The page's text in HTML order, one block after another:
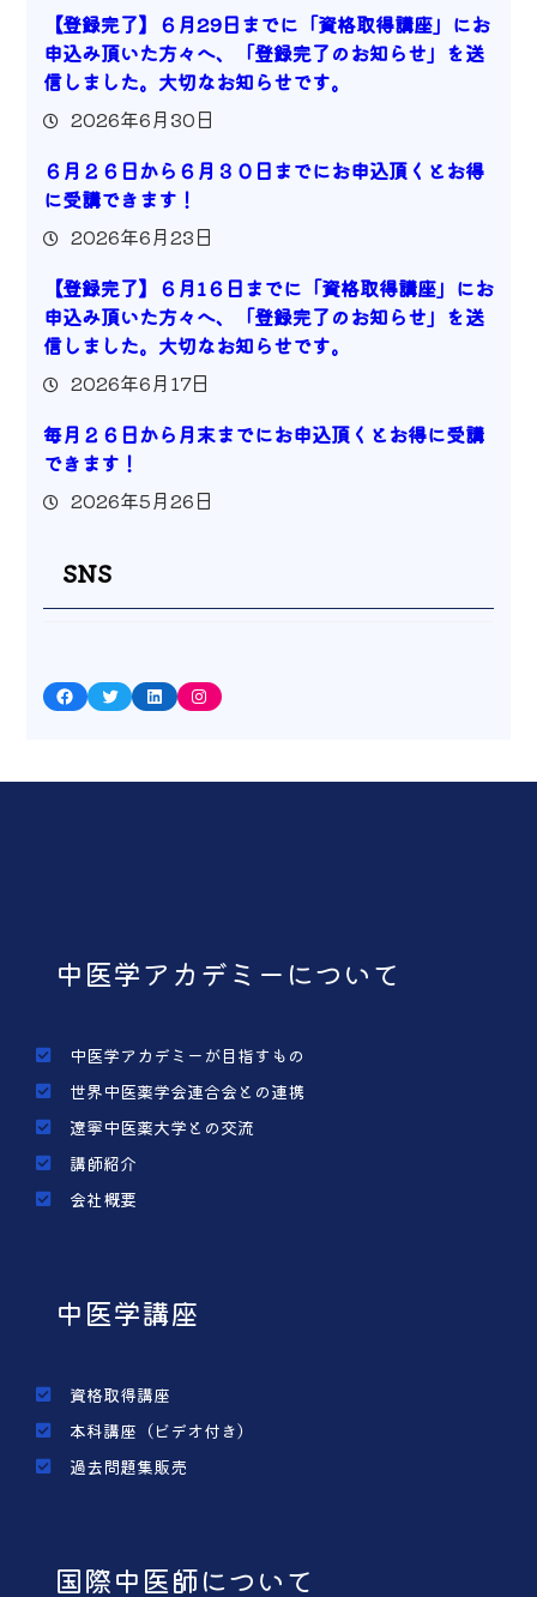
【登録完了】６月29日までに「資格取得講座」にお
申込み頂いた方々へ、「登録完了のお知らせ」を送
信しました。大切なお知らせです。
2026年6月30日
６月２６日から６月３０日までにお申込頂くとお得
に受講できます！
2026年6月23日
【登録完了】６月1６日までに「資格取得講座」にお
申込み頂いた方々へ、「登録完了のお知らせ」を送
信しました。大切なお知らせです。
2026年6月17日
毎月２６日から月末までにお申込頂くとお得に受講
できます！
2026年5月26日
SNS
Facebook Twitter LinkedIn Instagram
中医学アカデミーについて
中医学アカデミーが目指すもの
世界中医薬学会連合会との連携
遼寧中医薬大学との交流
講師紹介
会社概要
中医学講座
資格取得講座
本科講座（ビデオ付き）
過去問題集販売
国際中医師について